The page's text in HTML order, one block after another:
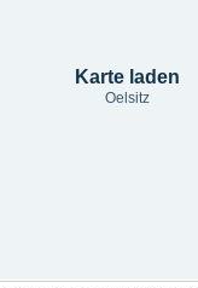
Karte laden
Oelsitz